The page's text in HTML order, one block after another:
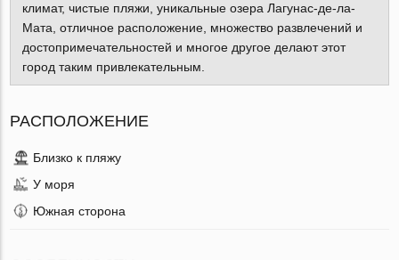
климат, чистые пляжи, уникальные озера Лагунас-де-ла-
Мата, отличное расположение, множество развлечений и
достопримечательностей и многое другое делают этот
город таким привлекательным.
РАСПОЛОЖЕНИЕ
Близко к пляжу
У моря
Южная сторона